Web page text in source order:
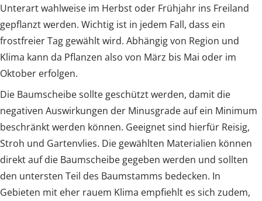
Unterart wahlweise im Herbst oder Frühjahr ins Freiland
gepflanzt werden. Wichtig ist in jedem Fall, dass ein
frostfreier Tag gewählt wird. Abhängig von Region und
Klima kann da Pflanzen also von März bis Mai oder im
Oktober erfolgen.
Die Baumscheibe sollte geschützt werden, damit die
negativen Auswirkungen der Minusgrade auf ein Minimum
beschränkt werden können. Geeignet sind hierfür Reisig,
Stroh und Gartenvlies. Die gewählten Materialien können
direkt auf die Baumscheibe gegeben werden und sollten
den untersten Teil des Baumstamms bedecken. In
Gebieten mit eher rauem Klima empfiehlt es sich zudem,